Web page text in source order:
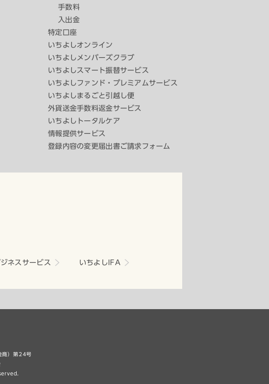
手数料
入出金
特定口座
いちよしオンライン
いちよしメンバーズクラブ
いちよしスマート振替サービス
いちよしファンド・プレミアムサービス
いちよしまるごと引越し便
外貨送金手数料返金サービス
いちよしトータルケア
情報提供サービス
登録内容の変更届出書ご請求フォーム
ネスサービス いちよしIFA
商）第24号